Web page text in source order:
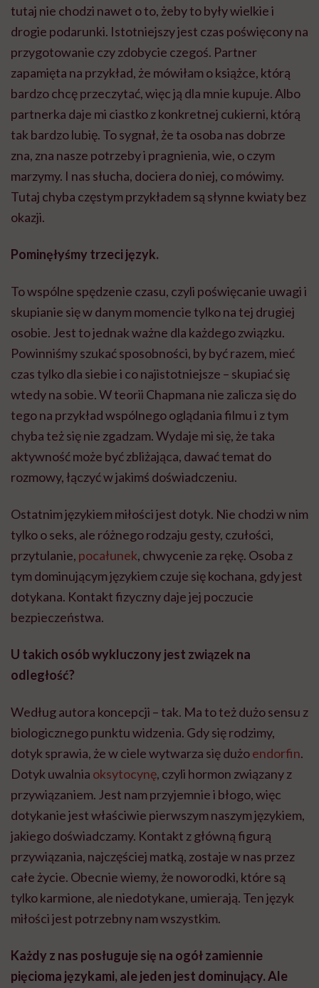
tutaj nie chodzi nawet o to, żeby to były wielkie i
drogie podarunki. Istotniejszy jest czas poświęcony na
przygotowanie czy zdobycie czegoś. Partner
zapamięta na przykład, że mówiłam o książce, którą
bardzo chcę przeczytać, więc ją dla mnie kupuje. Albo
partnerka daje mi ciastko z konkretnej cukierni, którą
tak bardzo lubię. To sygnał, że ta osoba nas dobrze
zna, zna nasze potrzeby i pragnienia, wie, o czym
marzymy. I nas słucha, dociera do niej, co mówimy.
Tutaj chyba częstym przykładem są słynne kwiaty bez
okazji.
Pominęłyśmy trzeci język.
To wspólne spędzenie czasu, czyli poświęcanie uwagi i
skupianie się w danym momencie tylko na tej drugiej
osobie. Jest to jednak ważne dla każdego związku.
Powinniśmy szukać sposobności, by być razem, mieć
czas tylko dla siebie i co najistotniejsze – skupiać się
wtedy na sobie. W teorii Chapmana nie zalicza się do
tego na przykład wspólnego oglądania filmu i z tym
chyba też się nie zgadzam. Wydaje mi się, że taka
aktywność może być zbliżająca, dawać temat do
rozmowy, łączyć w jakimś doświadczeniu.
Ostatnim językiem miłości jest dotyk. Nie chodzi w nim
tylko o seks, ale różnego rodzaju gesty, czułości,
przytulanie, pocałunek, chwycenie za rękę. Osoba z
tym dominującym językiem czuje się kochana, gdy jest
dotykana. Kontakt fizyczny daje jej poczucie
bezpieczeństwa.
U takich osób wykluczony jest związek na
odległość?
Według autora koncepcji – tak. Ma to też dużo sensu z
biologicznego punktu widzenia. Gdy się rodzimy,
dotyk sprawia, że w ciele wytwarza się dużoendorfin.
Dotyk uwalnia oksytocynę, czyli hormon związany z
przywiązaniem. Jest nam przyjemnie i błogo, więc
dotykanie jest właściwie pierwszym naszym językiem,
jakiego doświadczamy. Kontakt z główną figurą
przywiązania, najczęściej matką, zostaje w nas przez
całe życie. Obecnie wiemy, że noworodki, które są
tylko karmione, ale niedotykane, umierają. Ten język
miłości jest potrzebny nam wszystkim.
Każdy z nas posługuje się na ogół zamiennie
pięcioma językami, ale jeden jest dominujący. Ale